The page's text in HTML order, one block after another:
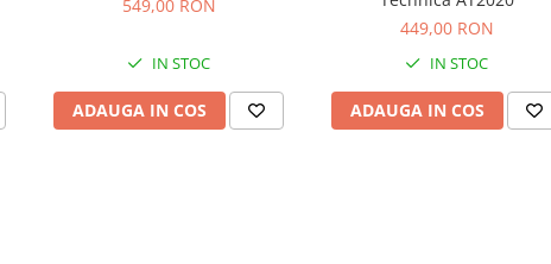
549,00 RON
IN STOC
ADAUGA IN COS
449,00 RON
IN STOC
ADAUGA IN COS